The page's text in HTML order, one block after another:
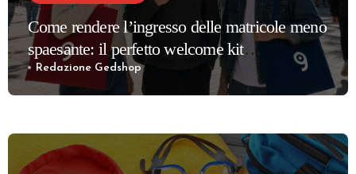
Come rendere l’ingresso delle matricole meno
spaesante: il perfetto welcome kit
universitario
Redazione Gedshop